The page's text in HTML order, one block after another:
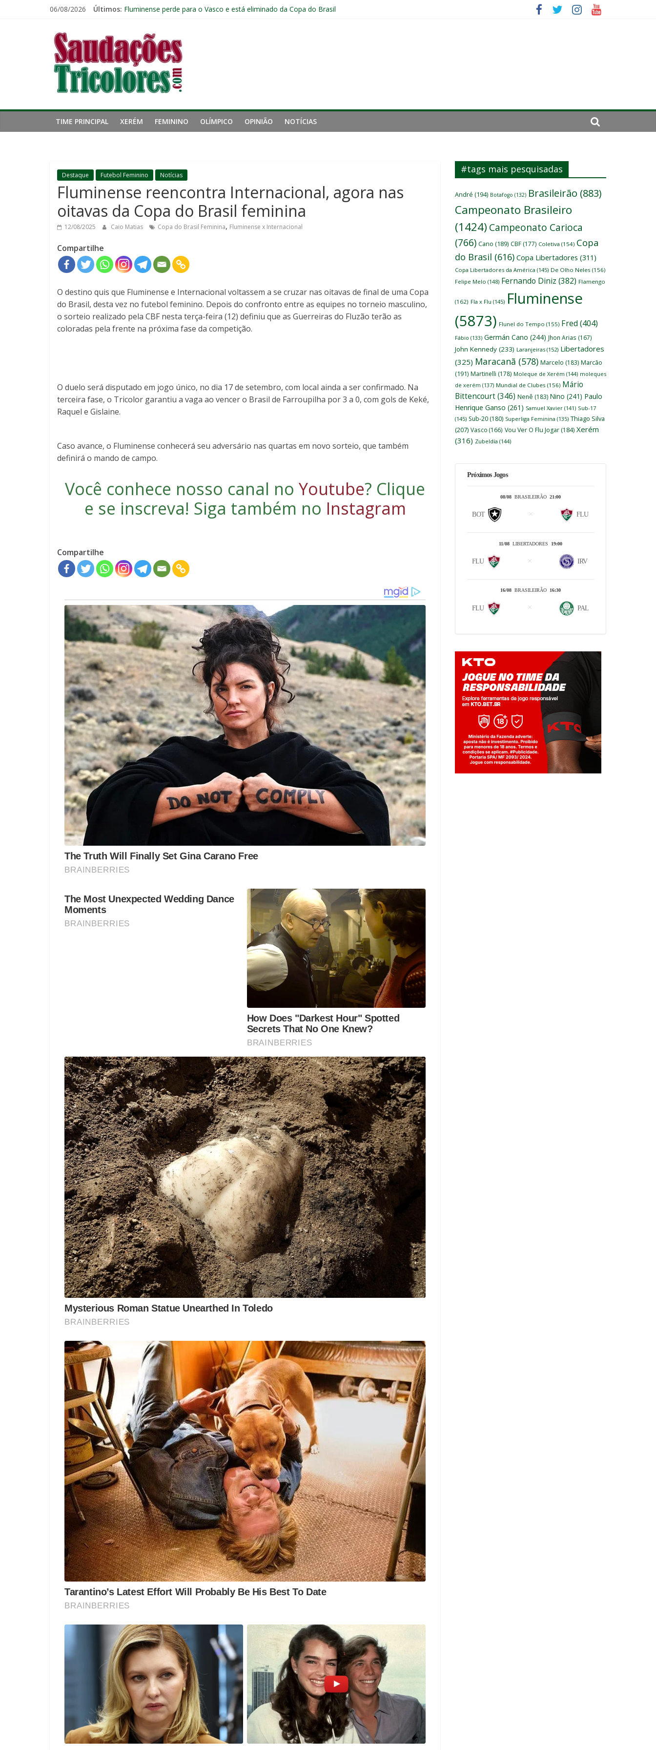
06/08/2026 Últimos: Fluminense perde para o Vasco e está eliminado da Copa do Brasil
John Kennedy sofre torção no joelho e passará por exames no Fluminense
Igor Rabello reconhece primeiro tempo ruim do Fluminense e cobra arbitragem em lance de pancada: “Tem que parar o jogo”
Saudações
Tricolores
TIME PRINCIPAL XERÉM FEMININO OLÍMPICO OPINIÃO NOTÍCIAS
Destaque Futebol Feminino Notícias
Fluminense reencontra Internacional, agora nas
oitavas da Copa do Brasil feminina
12/08/2025 Caio Matias Copa do Brasil Feminina, Fluminense x Internacional
Compartilhe
O destino quis que Fluminense e Internacional voltassem a se cruzar nas oitavas de final de uma Copa
do Brasil, desta vez no futebol feminino. Depois do confronto entre as equipes no torneio masculino,
o sorteio realizado pela CBF nesta terça-feira (12) definiu que as Guerreiras do Fluzão terão as
coloradas pela frente na próxima fase da competição.
O duelo será disputado em jogo único, no dia 17 de setembro, com local ainda a ser confirmado. Na
terceira fase, o Tricolor garantiu a vaga ao vencer o Brasil de Farroupilha por 3 a 0, com gols de Keké,
Raquel e Gislaine.
Caso avance, o Fluminense conhecerá seu adversário nas quartas em novo sorteio, que também
definirá o mando de campo.
Você conhece nosso canal no Youtube? Clique
e se inscreva! Siga também no Instagram
Compartilhe
#tags mais pesquisadas
André (194) Botafogo (132) Brasileirão (883)
Campeonato Brasileiro
(1424) Campeonato Carioca
(766) Cano (189) CBF (177) Coletiva (154) Copa
do Brasil (616) Copa Libertadores (311)
Copa Libertadores da América (145) De Olho Neles (156)
Felipe Melo (148) Fernando Diniz (382) Flamengo
(162) Fla x Flu (145) Fluminense
(5873) Flunel do Tempo (155) Fred (404)
Fábio (133) Germán Cano (244) Jhon Arias (167)
John Kennedy (233) Laranjeiras (152) Libertadores
(325) Maracanã (578) Marcelo (183) Marcão
(191) Martinelli (178) Moleque de Xerém (144) moleques
de xerém (137) Mundial de Clubes (156) Mário
Bittencourt(346) Nenê (183) Nino (241) Paulo
Henrique Ganso (261) Samuel Xavier (141) Sub-17
(145) Sub-20 (180) Superliga Feminina (135) Thiago Silva
(207) Vasco (166) Vou Ver O Flu Jogar (184) Xerém
(316) Zubeldía (144)
Próximos Jogos
08/08 BRASILEIRÃO 21:00
BOT FLU
11/08 LIBERTADORES 19:00
FLU IRV
16/08 BRASILEIRÃO 16:30
FLU PAL
Jogue com responsabilidade. 18+